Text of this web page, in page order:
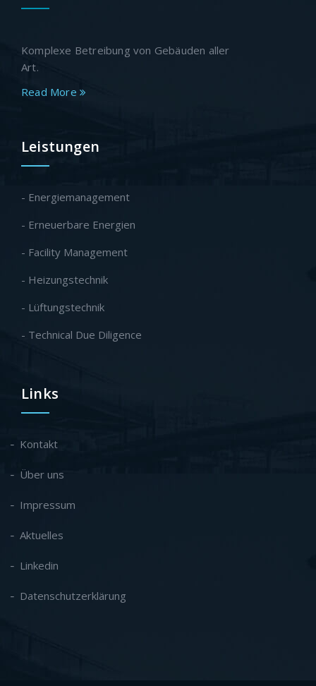
Komplexe Betreibung von Gebäuden aller
Art.
Read More
Leistungen
- Energiemanagement
- Erneuerbare Energien
- Facility Management
- Heizungstechnik
- Lüftungstechnik
- Technical Due Diligence
Links
Kontakt
Über uns
Impressum
Aktuelles
Linkedin
Datenschutzerklärung